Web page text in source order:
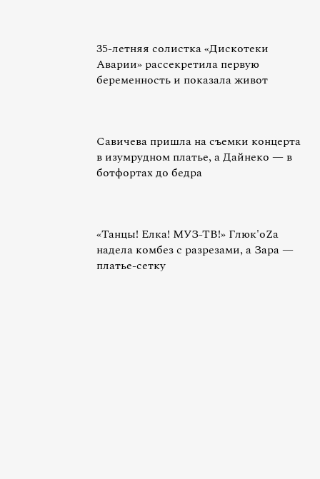
35-летняя солистка «Дискотеки
Аварии» рассекретила первую
беременность и показала живот
Савичева пришла на съемки концерта
в изумрудном платье, а Дайнеко — в
ботфортах до бедра
«Танцы! Елка! МУЗ-ТВ!» Глюк'oZa
надела комбез с разрезами, а Зара —
платье-сетку